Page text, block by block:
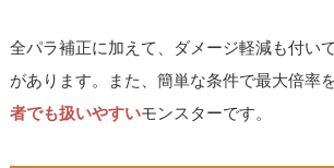
全パラ補正に加えて、ダメージ軽減も付い
があります。また、簡単な条件で最大倍率
者でも扱いやすいモンスターです。